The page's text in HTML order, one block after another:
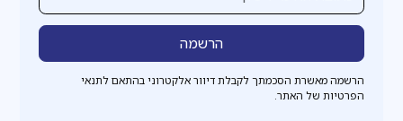
הרשמה מאשרת הסכמתך לקבלת דיוור אלקטרוני בהתאם לתנאי
הפרטיות של האתר.